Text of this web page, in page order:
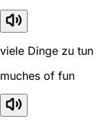
viele Dinge zu tun
muches of fun